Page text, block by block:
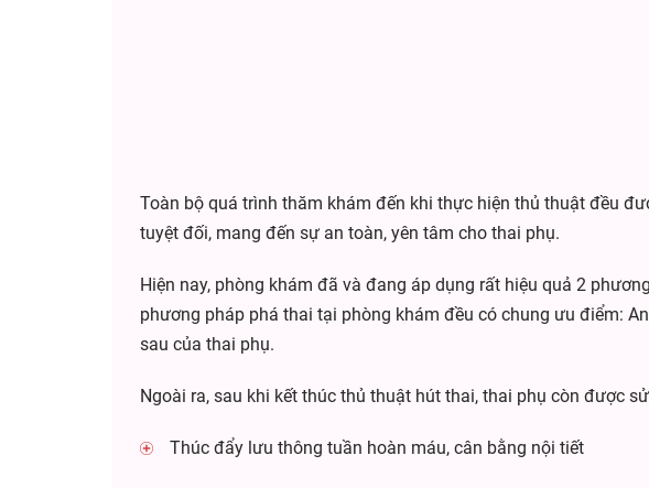
Toàn bộ quá trình thăm khám đến khi thực hiện thủ thuật đều
tuyệt đối, mang đến sự an toàn, yên tâm cho thai phụ.
Hiện nay, phòng khám đã và đang áp dụng rất hiệu quả 2
phương pháp phá thai tại phòng khám đều có chung ưu điểm:
sau của thai phụ.
Ngoài ra, sau khi kết thúc thủ thuật hút thai, thai phụ còn được
Thúc đẩy lưu thông tuần hoàn máu, cân bằng nội tiết